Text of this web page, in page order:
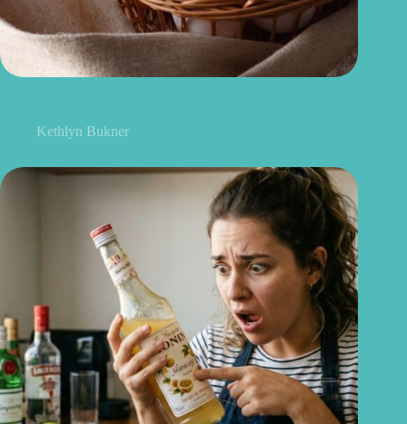
Kethlyn Bukner